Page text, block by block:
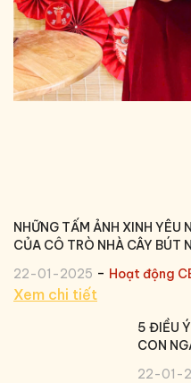
NHỮNG TẤM ẢNH XINH YÊU
CỦA CÔ TRÒ NHÀ CÂY BÚT
22-01-2025 - Hoạt động
Xem chi tiết
5 ĐIỀU
CON
22-01-